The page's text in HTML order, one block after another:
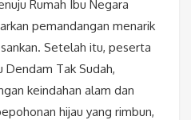
Rumah Ibu Negara
pemandangan menarik
Setelah itu, peserta
Dendam Tak Sudah,
keindahan alam dan
hijau yang rimbun,